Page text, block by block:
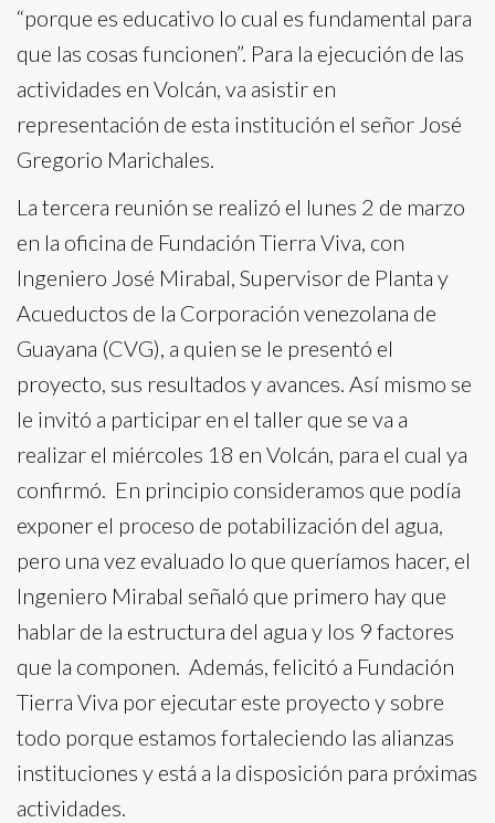
“porque es educativo lo cual es fundamental para
que las cosas funcionen”. Para la ejecución de las
actividades en Volcán, va asistir en
representación de esta institución el señor José
Gregorio Marichales.
La tercera reunión se realizó el lunes 2 de marzo
en la oficina de Fundación Tierra Viva, con
Ingeniero José Mirabal, Supervisor de Planta y
Acueductos de la Corporación venezolana de
Guayana (CVG), a quien se le presentó el
proyecto, sus resultados y avances. Así mismo se
le invitó a participar en el taller que se va a
realizar el miércoles 18 en Volcán, para el cual ya
confirmó. En principio consideramos que podía
exponer el proceso de potabilización del agua,
pero una vez evaluado lo que queríamos hacer, el
Ingeniero Mirabal señaló que primero hay que
hablar de la estructura del agua y los 9 factores
que la componen. Además, felicitó a Fundación
Tierra Viva por ejecutar este proyecto y sobre
todo porque estamos fortaleciendo las alianzas
instituciones y está a la disposición para próximas
actividades.